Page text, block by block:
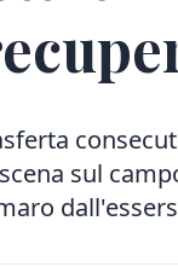
sul